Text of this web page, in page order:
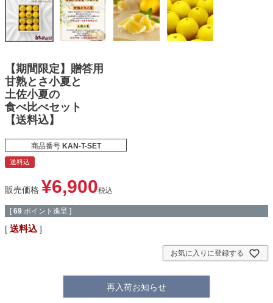
【期間限定】贈答用
甘熟とさ小夏と
土佐小夏の
食べ比べセット
【送料込】
商品番号 KAN-T-SET
送料込
販売価格 ¥6,900税込
[ 69 ポイント進呈 ]
送料込
お気に入りに登録する
再入荷お知らせ